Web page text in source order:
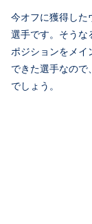
今オフに獲得した
選手です。そうな
ポジションをメイ
できた選手なので
でしょう。